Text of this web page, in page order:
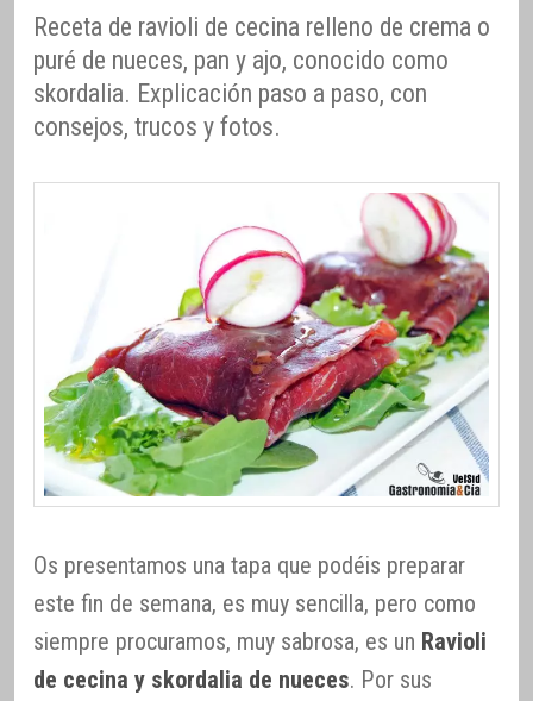
Receta de ravioli de cecina relleno de crema o
puré de nueces, pan y ajo, conocido como
skordalia. Explicación paso a paso, con
consejos, trucos y fotos.
Os presentamos una tapa que podéis preparar
este fin de semana, es muy sencilla, pero como
siempre procuramos, muy sabrosa, es un Ravioli
de cecina y skordalia de nueces. Por sus